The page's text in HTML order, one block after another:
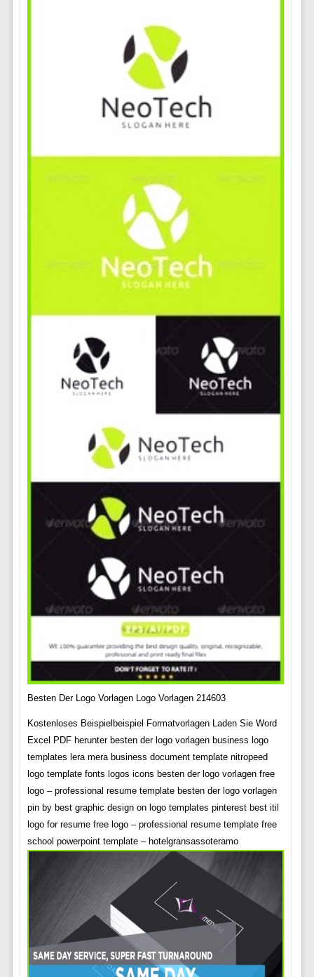
Besten Der Logo Vorlagen Logo Vorlagen 214603
Kostenloses Beispielbeispiel Formatvorlagen Laden Sie Word
Excel PDF herunter besten der logo vorlagen business logo
templates lera mera business document template nitropeed
logo template fonts logos icons besten der logo vorlagen free
logo – professional resume template besten der logo vorlagen
pin by best graphic design on logo templates pinterest best itil
logo for resume free logo – professional resume template free
school powerpoint template – hotelgransassoteramo